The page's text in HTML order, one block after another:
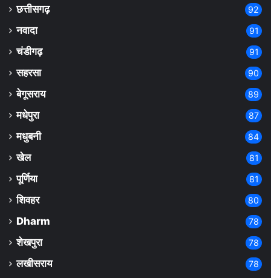
छत्तीसगढ़ 92
नवादा 91
चंडीगढ़ 91
सहरसा 90
बेगूसराय 89
मधेपुरा 87
मधुबनी 84
खेल 81
पूर्णिया 81
शिवहर 80
Dharm 78
शेखपुरा 78
लखीसराय 78